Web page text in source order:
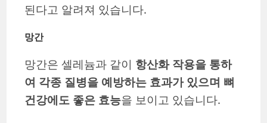
된다고 알려져 있습니다.
망간
망간은 셀레늄과 같이 항산화 작용을 통하
여 각종 질병을 예방하는 효과가 있으며 뼈
건강에도 좋은 효능을 보이고 있습니다.